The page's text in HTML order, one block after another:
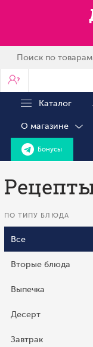
?
Каталог
О магазине
Бонусы
ПО ТИПУ БЛЮДА
Все
Вторые блюда
Выпечка
Десерт
Завтрак